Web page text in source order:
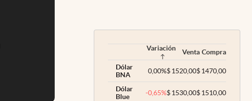
Variación Venta Compra
Dólar
BNA
0,00%$1520,00$1470,00
Dólar
Blue
-0,65%$1530,00$1510,00